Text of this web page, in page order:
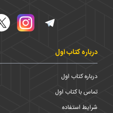
درباره کتاب اول
درباره کتاب اول
تماس با کتاب اول
شرایط استفاده